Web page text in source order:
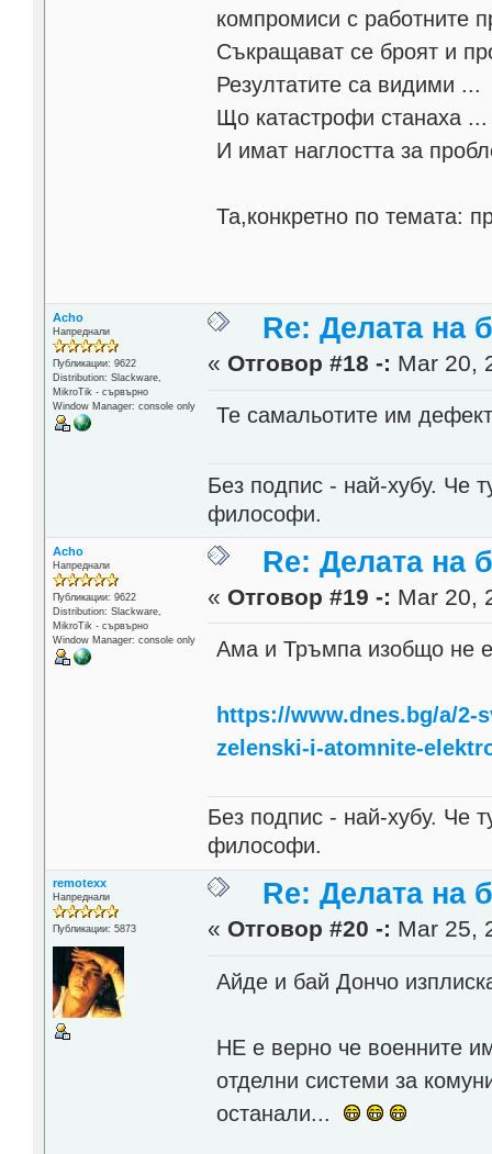
компромиси с работните
Съкращават се броят и
Резултатите са видими ...
Що катастрофи станаха ...
И имат наглостта за
Та,конкретно по темата:
Acho
Напреднали
Публикации: 9622
Distribution: Slackware,
MikroTik - сървърно
Window Manager: console only
Re: Делата на
« Отговор #18 -: Mar 20,
Те самальотите им
Без подпис - най-хубу. Че
философи.
Acho
Напреднали
Публикации: 9622
Distribution: Slackware,
MikroTik - сървърно
Window Manager: console only
Re: Делата на
« Отговор #19 -: Mar 20,
Ама и Тръмпа изобщо не е
https://www.dnes.bg/a/2-
zelenski-i-atomnite-
Без подпис - най-хубу. Че
философи.
remotexx
Напреднали
Публикации: 5873
Re: Делата на
« Отговор #20 -: Mar 25,
Айде и бай Дончо
НЕ е верно че военните
отделни системи за
останали...